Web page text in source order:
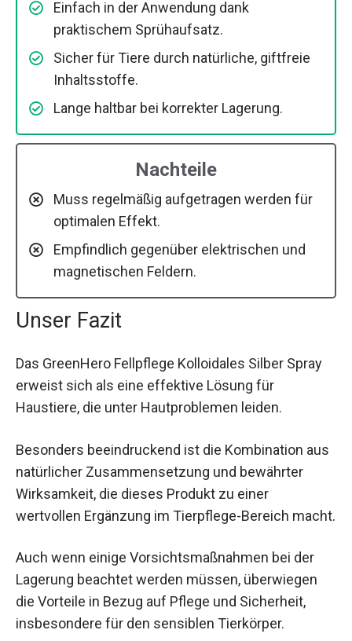
Einfach in der Anwendung dank
praktischem Sprühaufsatz.
Sicher für Tiere durch natürliche, giftfreie
Inhaltsstoffe.
Lange haltbar bei korrekter Lagerung.
Nachteile
Muss regelmäßig aufgetragen werden für
optimalen Effekt.
Empfindlich gegenüber elektrischen und
magnetischen Feldern.
Unser Fazit
Das GreenHero Fellpflege Kolloidales Silber Spray
erweist sich als eine effektive Lösung für
Haustiere, die unter Hautproblemen leiden.
Besonders beeindruckend ist die Kombination aus
natürlicher Zusammensetzung und bewährter
Wirksamkeit, die dieses Produkt zu einer
wertvollen Ergänzung im Tierpflege-Bereich macht.
Auch wenn einige Vorsichtsmaßnahmen bei der
Lagerung beachtet werden müssen, überwiegen
die Vorteile in Bezug auf Pflege und Sicherheit,
insbesondere für den sensiblen Tierkörper.